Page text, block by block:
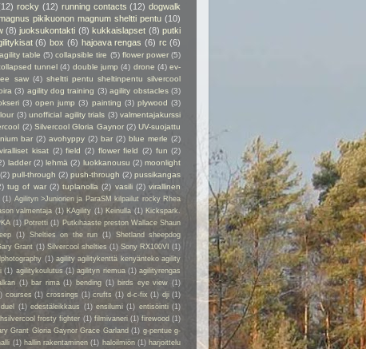
rocky (12) running contacts (12) dogwalk
pikikuonon magnum sheltti pentu (10)
(8) juoksukontakti (8) kukkaislapset (8) putki
(6) box (6) hajoava rengas (6) rc (6)
agility table (5) collapsible tire (5) flower power (5)
tunnel (4) double jump (4) drone (4) ev-
saw (4) sheltti pentu sheltinpentu silvercool
(3) agility dog training (3) agility obstacles (3)
(3) open jump (3) painting (3) plywood (3)
(3) unofficial agility trials (3) valmentajakurssi
(2) Silvercool Gloria Gaynor (2) UV-suojattu
bar (2) avohyppy (2) bar (2) blue merle (2)
kisat (2) field (2) flower field (2) fun (2)
ladder (2) lehmä (2) luokkanousu (2) moonlight
(2) pull-through (2) push-through (2) pussikangas
tug of war (2) tuplanolla (2) vasili (2) virallinen
(1) Agilityn >Juniorien ja ParaSM kilpailut rocky Rhea
valmentaja (1) KAgility (1) Keinulla (1) Kickspark.
(1) Potretti (1) Putkihaaste preston Wallace Shaun
(1) Shelties on the run (1)
Shetland sheepdog
Grant (1) Silvercool shelties (1) Sony RX100VI
(1)
(1) agility agilitykenttä kenyänteko agility
(1) agilitykoulutus (1) agilityn riemua (1) agilityrengas
(1) bar rima (1) bending (1) birds eye view (1)
courses (1) crossings (1) crufts (1) d-c-fix (1) dji (1)
duel (1) edestäleikkaus (1) ensilumi (1) entisöinti (1)
frosty fighter (1) filmivaneri (1) firewood (1)
Grant Gloria Gaynor Grace Garland (1) g-pentue g-
(1) hallin rakentaminen (1) haloilmiön (1) harjoittelu